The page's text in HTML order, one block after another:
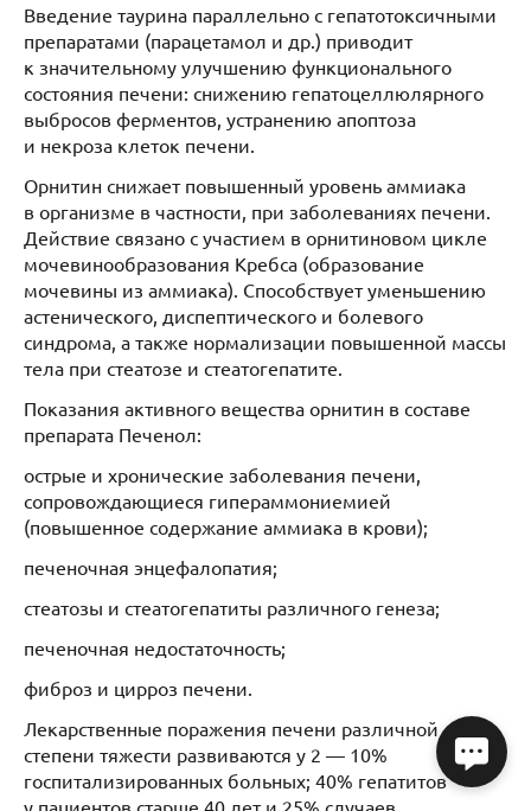
Введение таурина параллельно с гепатотоксичными
препаратами (парацетамол и др.) приводит
к значительному улучшению функционального
состояния печени: снижению гепатоцеллюлярного
выбросов ферментов, устранению апоптоза
и некроза клеток печени.
Орнитин снижает повышенный уровень аммиака
в организме в частности, при заболеваниях печени.
Действие связано с участием в орнитиновом цикле
мочевинообразования Кребса (образование
мочевины из аммиака). Способствует уменьшению
астенического, диспептического и болевого
синдрома, а также нормализации повышенной массы
тела при стеатозе и стеатогепатите.
Показания активного вещества орнитин в составе
препарата Печенол:
острые и хронические заболевания печени,
сопровождающиеся гипераммониемией
(повышенное содержание аммиака в крови);
печеночная энцефалопатия;
стеатозы и стеатогепатиты различного генеза;
печеночная недостаточность;
фиброз и цирроз печени.
Лекарственные поражения печени различной
степени тяжести развиваются у 2 — 10%
госпитализированных больных; 40% гепатитов
у пациентов старше 40 лет и 25% случаев